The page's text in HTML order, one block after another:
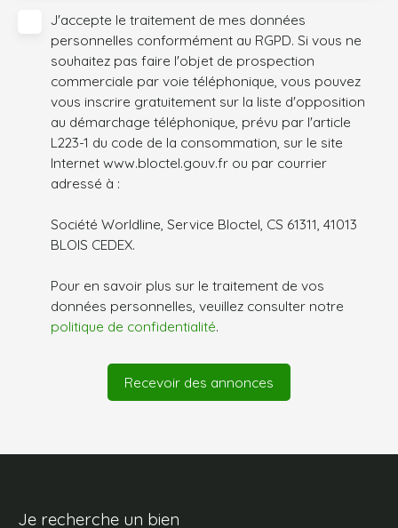
J'accepte le traitement de mes données
personnelles conformément au RGPD. Si vous ne
souhaitez pas faire l'objet de prospection
commerciale par voie téléphonique, vous pouvez
vous inscrire gratuitement sur la liste d'opposition
au démarchage téléphonique, prévu par l'article
L223-1 du code de la consommation, sur le site
Internet www.bloctel.gouv.fr ou par courrier
adressé à :
Société Worldline, Service Bloctel, CS 61311, 41013
BLOIS CEDEX.
Pour en savoir plus sur le traitement de vos
données personnelles, veuillez consulter notre
politique de confidentialité.
Recevoir des annonces
Je recherche un bien